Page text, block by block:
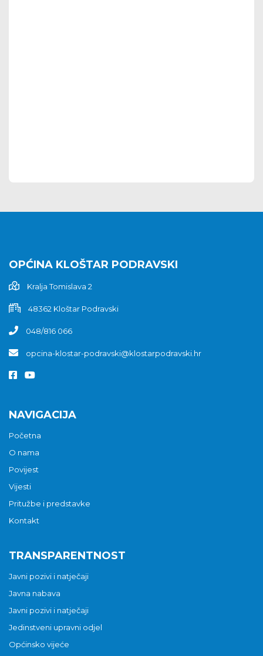
OPĆINA KLOŠTAR PODRAVSKI
Kralja Tomislava 2
48362 Kloštar Podravski
048/816 066
opcina-klostar-podravski@klostarpodravski.hr
NAVIGACIJA
Početna
O nama
Povijest
Vijesti
Pritužbe i predstavke
Kontakt
TRANSPARENTNOST
Javni pozivi i natječaji
Javna nabava
Javni pozivi i natječaji
Jedinstveni upravni odjel
Općinsko vijeće